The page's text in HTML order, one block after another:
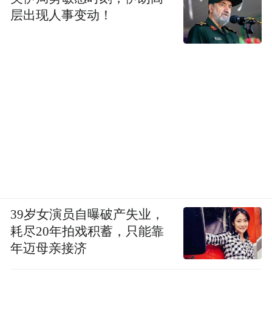
层出现人事变动！
39岁女演员自曝破产失业，
耗尽20年拍戏积蓄，只能靠
年迈母亲接济